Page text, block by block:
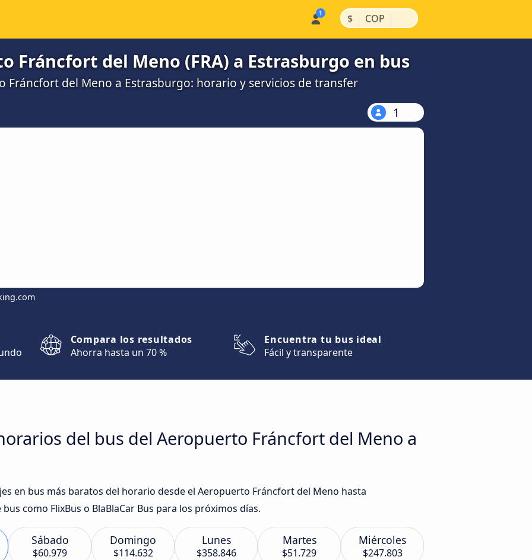
$ | COP |
Fráncfort del Meno (FRA) a Estrasburgo en bus
Fráncfort del Meno a Estrasburgo: horario y servicios de transfer
1
Compara los resultados
Ahorra hasta un 70 %
Encuentra tu bus ideal
Fácil y transparente
del bus del Aeropuerto Fráncfort del Meno a
en bus más baratos del horario desde el Aeropuerto Fráncfort del Meno hasta
como FlixBus o BlaBlaCar Bus para los próximos días.
Sábado
$60.979
Domingo
$114.632
Lunes
$358.846
Martes
$51.729
Miércoles
$247.803